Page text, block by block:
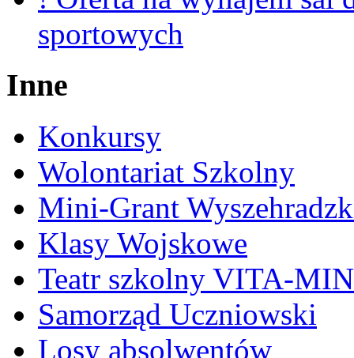
sportowych
Inne
Konkursy
Wolontariat Szkolny
Mini-Grant
Klasy Wojskowe
Teatr szkolny VITA-
Samorząd Uczniowski
Losy absolwentów